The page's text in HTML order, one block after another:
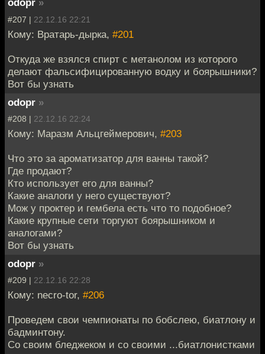
odopr »
#207 | 22.12.16 22:21
Кому: Вратарь-дырка, #201
Откуда же взялся спирт с метанолом из которого
делают фальсифицированную водку и боярышники?
Вот бы узнать
odopr »
#208 | 22.12.16 22:24
Кому: Маразм Альцгеймерович, #203
Что это за ароматизатор для ванны такой?
Где продают?
Кто использует его для ванны?
Какие аналоги у него существуют?
Мож у проктер и гембела есть что то подобное?
Какие крупные сети торгуют боярышником и
аналогами?
Вот бы узнать
odopr »
#209 | 22.12.16 22:28
Кому: necro-tor, #206
Проведем свои чемпионаты по бобслею, биатлону и
бадминтону.
Со своим бледжеком и со своими ...биатлонистками